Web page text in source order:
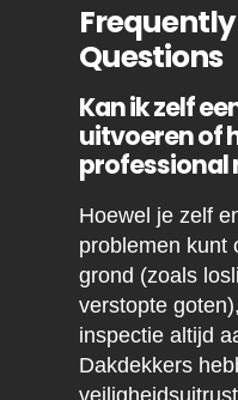
Questions
Kan ik zelf
uitvoeren of
professional
Hoewel je zelf
problemen kunt
grond (zoals
verstopte
inspectie altijd
Dakdekkers